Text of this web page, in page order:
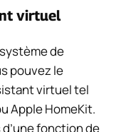
virtuel
de
pouvez le
virtuel tel
Apple HomeKit.
fonction de